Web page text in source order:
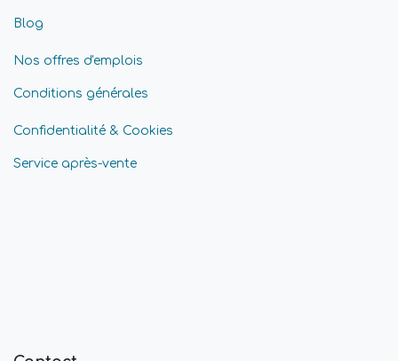
Blog
Nos offres d'emplois
Conditions générales
Confidentialité & Cookies
Service après-vente